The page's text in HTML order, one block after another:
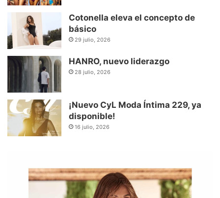
Cotonella eleva el concepto de
básico
29 julio, 2026
HANRO, nuevo liderazgo
28 julio, 2026
¡Nuevo CyL Moda Íntima 229, ya
disponible!
16 julio, 2026